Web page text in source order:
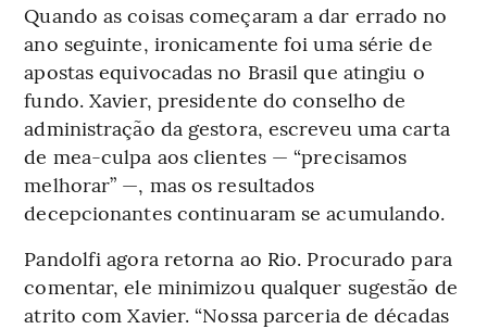
Quando as coisas começaram a dar errado no
ano seguinte, ironicamente foi uma série de
apostas equivocadas no Brasil que atingiu o
fundo. Xavier, presidente do conselho de
administração da gestora, escreveu uma carta
de mea-culpa aos clientes — “precisamos
melhorar” —, mas os resultados
decepcionantes continuaram se acumulando.
Pandolfi agora retorna ao Rio. Procurado para
comentar, ele minimizou qualquer sugestão de
atrito com Xavier. “Nossa parceria de décadas